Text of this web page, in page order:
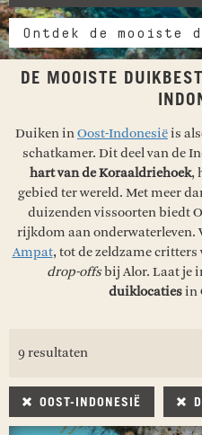
Ontdek de mooiste
DE MOOISTE
Duiken inOost-Indonesiëis
schatkamer. Dit deel van de
hart van de Koraaldriehoek,
gebied ter wereld. Met meer
duizenden vissoorten biedt
rijkdom aan onderwaterleven.
Ampat, tot de zeldzame critters
drop-offsbij Alor. Laat je
duiklocatiesin
9 resultaten
OOST-INDONESIË